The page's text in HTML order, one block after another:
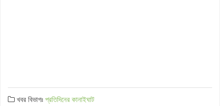
খবর বিভাগঃপ্রতিদিনের কানাইঘাট